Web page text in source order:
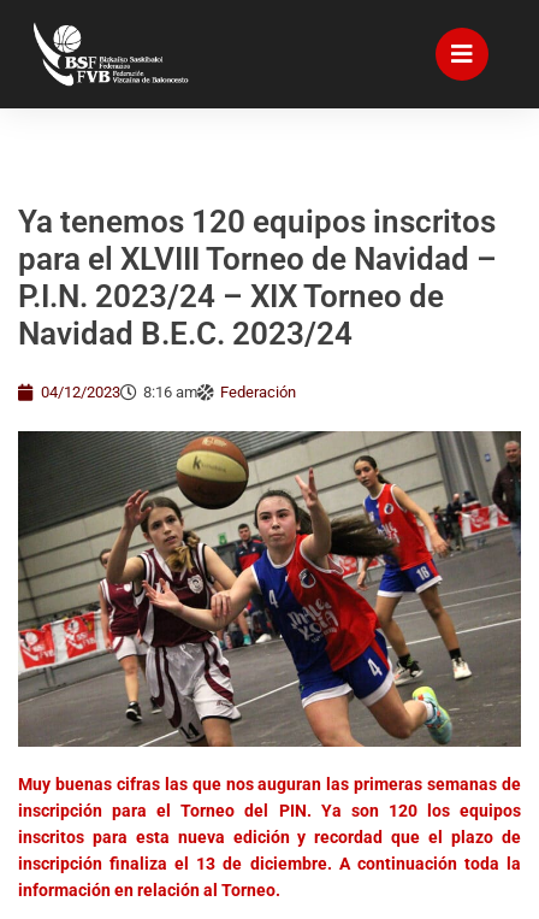
Ya tenemos 120 equipos inscritos
para el XLVIII Torneo de Navidad –
P.I.N. 2023/24 – XIX Torneo de
Navidad B.E.C. 2023/24
04/12/2023 8:16 am Federación
Muy buenas cifras las que nos auguran las primeras semanas de
inscripción para el Torneo del PIN. Ya son 120 los equipos
inscritos para esta nueva edición y recordad que el plazo de
inscripción finaliza el 13 de diciembre. A continuación toda la
información en relación al Torneo.